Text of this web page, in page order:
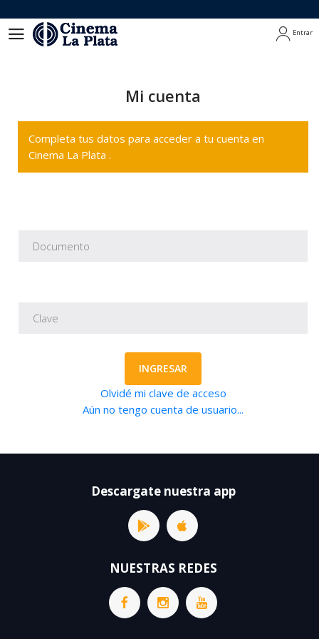
Entrar
Mi cuenta
Completa tus datos para acceder a tu cuenta en
Cinema La Plata .
INGRESAR
Olvidé mi clave de acceso
Aún no tengo cuenta de usuario...
Descargate nuestra app
NUESTRAS REDES